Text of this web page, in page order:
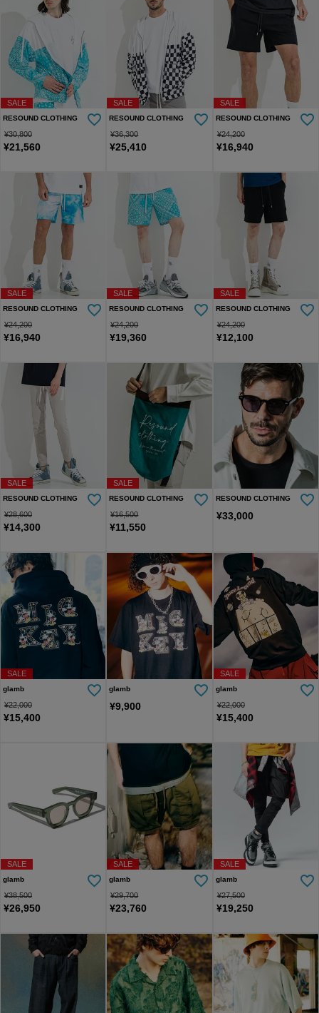
SALE
RESOUND CLOTHING
¥30,800
¥21,560
SALE
RESOUND CLOTHING
¥36,300
¥25,410
SALE
RESOUND CLOTHING
¥24,200
¥16,940
SALE
RESOUND CLOTHING
¥24,200
¥16,940
SALE
RESOUND CLOTHING
¥24,200
¥19,360
SALE
RESOUND CLOTHING
¥24,200
¥12,100
SALE
RESOUND CLOTHING
¥28,600
¥14,300
SALE
RESOUND CLOTHING
¥16,500
¥11,550
RESOUND CLOTHING
¥33,000
SALE
glamb
¥22,000
¥15,400
glamb
¥9,900
SALE
glamb
¥22,000
¥15,400
SALE
glamb
¥38,500
¥26,950
SALE
glamb
¥29,700
¥23,760
SALE
glamb
¥27,500
¥19,250